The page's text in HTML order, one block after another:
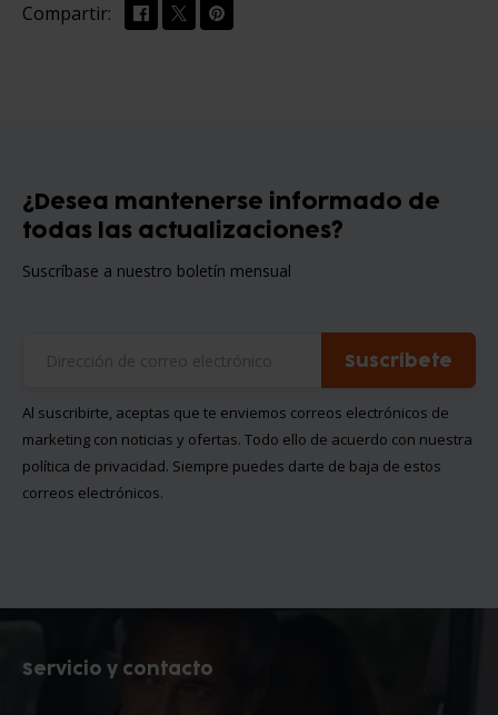
Compartir:
¿Desea mantenerse informado de
todas las actualizaciones?
Suscríbase a nuestro boletín mensual
Suscríbete
Al suscribirte, aceptas que te enviemos correos electrónicos de
marketing con noticias y ofertas. Todo ello de acuerdo con nuestra
política de privacidad. Siempre puedes darte de baja de estos
correos electrónicos.
Servicio y contacto